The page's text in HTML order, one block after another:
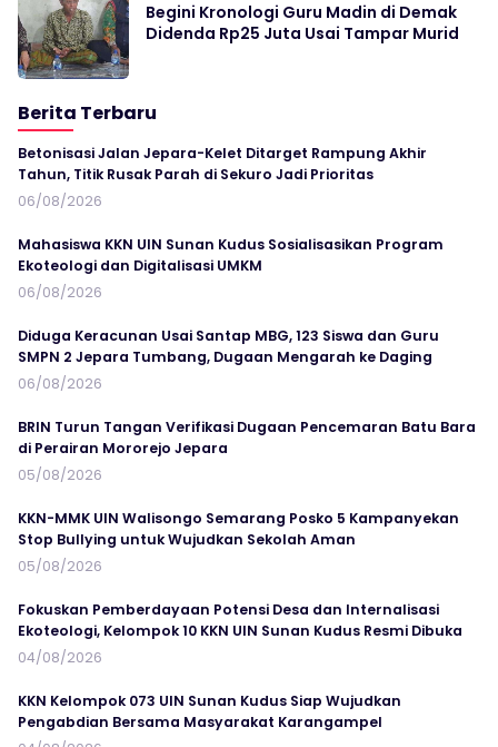
Begini Kronologi Guru Madin di Demak
Didenda Rp25 Juta Usai Tampar Murid
Berita Terbaru
Betonisasi Jalan Jepara-Kelet Ditarget Rampung Akhir
Tahun, Titik Rusak Parah di Sekuro Jadi Prioritas
06/08/2026
Mahasiswa KKN UIN Sunan Kudus Sosialisasikan Program
Ekoteologi dan Digitalisasi UMKM
06/08/2026
Diduga Keracunan Usai Santap MBG, 123 Siswa dan Guru
SMPN 2 Jepara Tumbang, Dugaan Mengarah ke Daging
06/08/2026
BRIN Turun Tangan Verifikasi Dugaan Pencemaran Batu Bara
di Perairan Mororejo Jepara
05/08/2026
KKN-MMK UIN Walisongo Semarang Posko 5 Kampanyekan
Stop Bullying untuk Wujudkan Sekolah Aman
05/08/2026
Fokuskan Pemberdayaan Potensi Desa dan Internalisasi
Ekoteologi, Kelompok 10 KKN UIN Sunan Kudus Resmi Dibuka
04/08/2026
KKN Kelompok 073 UIN Sunan Kudus Siap Wujudkan
Pengabdian Bersama Masyarakat Karangampel